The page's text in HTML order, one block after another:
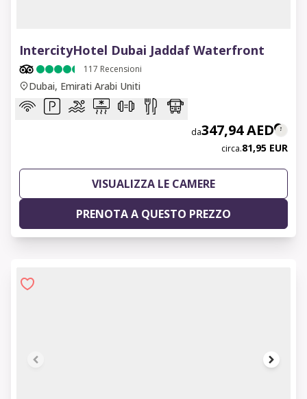
IntercityHotel Dubai Jaddaf Waterfront
117 Recensioni
Dubai, Emirati Arabi Uniti
da347,94 AED
circa.81,95 EUR
VISUALIZZA LE CAMERE
PRENOTA A QUESTO PREZZO